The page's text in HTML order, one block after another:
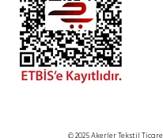
© 2025 Akerler Tekstil